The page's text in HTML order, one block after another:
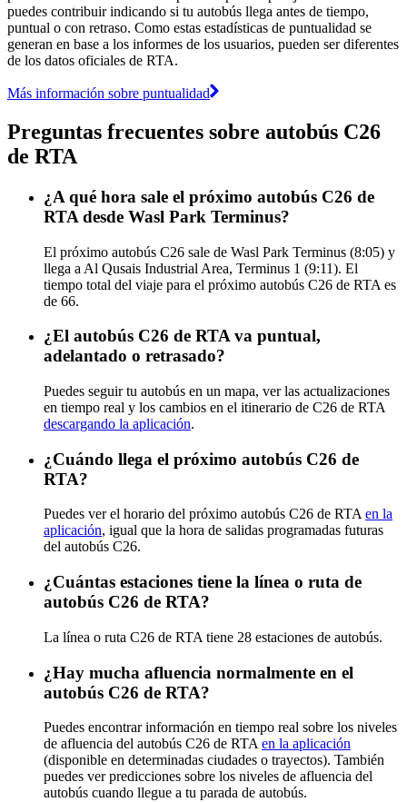
puedes contribuir indicando si tu autobús llega antes de tiempo,
puntual o con retraso. Como estas estadísticas de puntualidad se
generan en base a los informes de los usuarios, pueden ser diferentes
de los datos oficiales de RTA.
Más información sobre puntualidad
Preguntas frecuentes sobre autobús C26
de RTA
¿A qué hora sale el próximo autobús C26 de
RTA desde Wasl Park Terminus?
El próximo autobús C26 sale de Wasl Park Terminus (8:05) y
llega a Al Qusais Industrial Area, Terminus 1 (9:11). El
tiempo total del viaje para el próximo autobús C26 de RTA es
de 66.
¿El autobús C26 de RTA va puntual,
adelantado o retrasado?
Puedes seguir tu autobús en un mapa, ver las actualizaciones
en tiempo real y los cambios en el itinerario de C26 de RTA
descargando la aplicación.
¿Cuándo llega el próximo autobús C26 de
RTA?
Puedes ver el horario del próximo autobús C26 de RTA en la
aplicación, igual que la hora de salidas programadas futuras
del autobús C26.
¿Cuántas estaciones tiene la línea o ruta de
autobús C26 de RTA?
La línea o ruta C26 de RTA tiene 28 estaciones de autobús.
¿Hay mucha afluencia normalmente en el
autobús C26 de RTA?
Puedes encontrar información en tiempo real sobre los niveles
de afluencia del autobús C26 de RTA en la aplicación
(disponible en determinadas ciudades o trayectos). También
puedes ver predicciones sobre los niveles de afluencia del
autobús cuando llegue a tu parada de autobús.